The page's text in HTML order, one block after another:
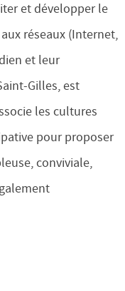
et développer le
réseaux (Internet,
et leur
Gilles, est
les cultures
pour proposer
conviviale,